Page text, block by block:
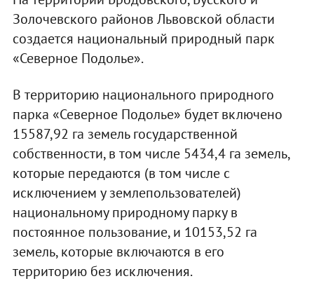
Золочевского районов Львовской области
создается национальный природный парк
«Северное Подолье».
В территорию национального природного
парка «Северное Подолье» будет включено
15587,92 га земель государственной
собственности, в том числе 5434,4 га земель,
которые передаются (в том числе с
исключением у землепользователей)
национальному природному парку в
постоянное пользование, и 10153,52 га
земель, которые включаются в его
территорию без исключения.